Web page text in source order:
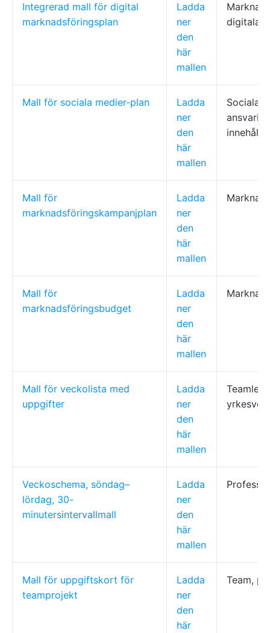
Integrerad mall för digital
marknadsföringsplan
Ladda
ner
den
här
mallen
digitala
Mall för sociala medier-plan
Ladda
ner
den
här
mallen
Sociala
Mall för
marknadsföringskampanjplan
Ladda
ner
den
här
mallen
Mall för
marknadsföringsbudget
Ladda
ner
den
här
mallen
Mall för veckolista med
uppgifter
Ladda
ner
den
här
mallen
Veckoschema, söndag–
lördag, 30-
minutersintervallmall
Ladda
ner
den
här
mallen
Mall för uppgiftskort för
teamprojekt
Ladda
ner
den
här
Team,